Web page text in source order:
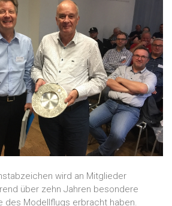
wird an Mitglieder
über zehn Jahren besondere
des Modellflugs erbracht haben.